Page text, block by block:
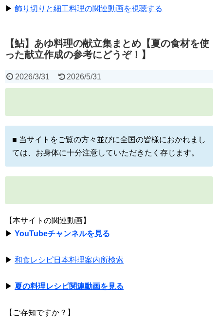
▶ 飾り切りと細工料理の関連動画を視聴する
【鮎】あゆ料理の献立集まとめ【夏の食材を使
った献立作成の参考にどうぞ！】
2026/3/31 2026/5/31
■ 当サイトをご覧の方々並びに全国の皆様におかれまし
ては、お身体に十分注意していただきたく存じます。
【本サイトの関連動画】
▶ YouTubeチャンネルを見る
▶ 和食レシピ日本料理案内所検索
▶ 夏の料理レシピ関連動画を見る
【ご存知ですか？】